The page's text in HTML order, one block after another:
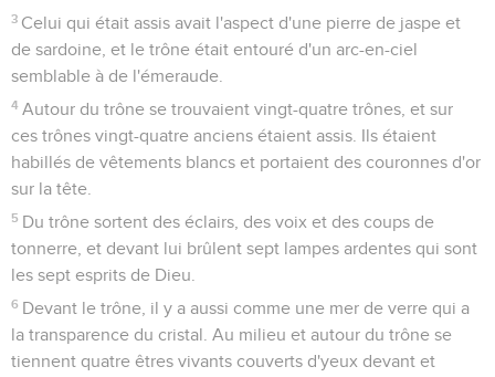
3 Celui qui était assis avait l'aspect d'une pierre de jaspe et
de sardoine, et le trône était entouré d'un arc-en-ciel
semblable à de l'émeraude.
4 Autour du trône se trouvaient vingt-quatre trônes, et sur
ces trônes vingt-quatre anciens étaient assis. Ils étaient
habillés de vêtements blancs et portaient des couronnes d'or
sur la tête.
5 Du trône sortent des éclairs, des voix et des coups de
tonnerre, et devant lui brûlent sept lampes ardentes qui sont
les sept esprits de Dieu.
6 Devant le trône, il y a aussi comme une mer de verre qui a
la transparence du cristal. Au milieu et autour du trône se
tiennent quatre êtres vivants couverts d'yeux devant et